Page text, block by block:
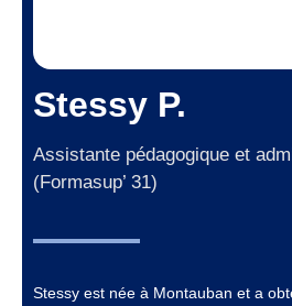
Stessy P.
Assistante pédagogique et
(Formasup’ 31)
Stessy est née à Montauban et a